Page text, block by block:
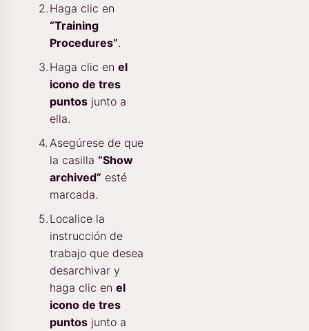
Haga clic en
“Training
Procedures”.
Haga clic en el
icono de tres
puntos junto a
ella.
Asegúrese de que
la casilla “Show
archived” esté
marcada.
Localice la
instrucción de
trabajo que desea
desarchivar y
haga clic en el
icono de tres
puntos junto a